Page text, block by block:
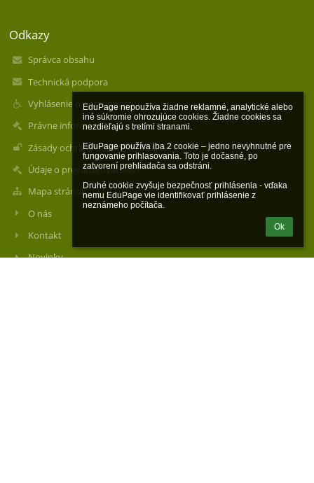
EduPage nepoužíva žiadne reklamné, analytické alebo
iné súkromie ohrozujúce cookies. Žiadne cookies sa
nezdieľajú s tretími stranami.
EduPage používa iba 2 cookie – jedno nevyhnutné pre
fungovanie prihlasovania. Toto je dočasné, po
zatvorení prehliadača sa odstráni.
Druhé cookie zvyšuje bezpečnosť prihlásenia - vďaka
nemu EduPage vie identifikovať prihlásenie z
neznámeho počítača.
Ok
Odkazy
Správca obsahu
Technická podpora
Vyhlásenie o prístupnosti
Právne informácie
Zásady ochrany osobných údajov
Údaje o prevádzkovateľovi
Mapa stránok
O nás
Kontakt
Novinky